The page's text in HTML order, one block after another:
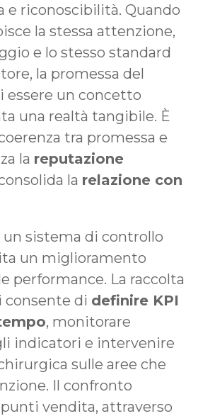
e riconoscibilità. Quando
la stessa attenzione,
e lo stesso standard
la promessa del
essere un concetto
una realtà tangibile. È
tra promessa e
la reputazione
la relazione con
un sistema di controllo
un miglioramento
performance. La raccolta
di definire KPI
, monitorare
indicatori e intervenire
sulle aree che
Il confronto
vendita, attraverso